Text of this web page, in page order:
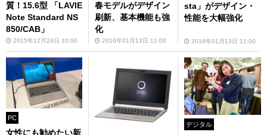
質！15.6型 「LAVIE
Note Standard NS
850/CAB」
2015年12月24日 10:00
春モデルがデザイン
刷新、基本機能も強
化
2016年01月13日 11:00
sta」がデザイン・
性能を大幅強化
2016年01月13日 11:00
PC
女性にも勧めたい新
デジタル